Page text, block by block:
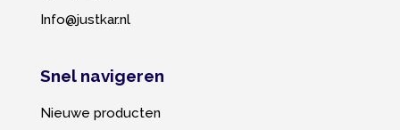
Info@justkar.nl
Snel navigeren
Nieuwe producten